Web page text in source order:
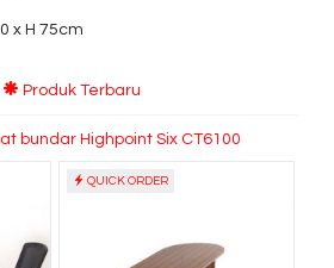
x H 75cm
Produk Terbaru
bundar Highpoint Six CT6100
QUICK ORDER